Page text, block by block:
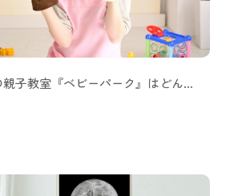
子教室『ベビーパーク』はどん…